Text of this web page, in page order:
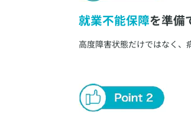
就業不能保障を準備
高度障害状態だけではなく、